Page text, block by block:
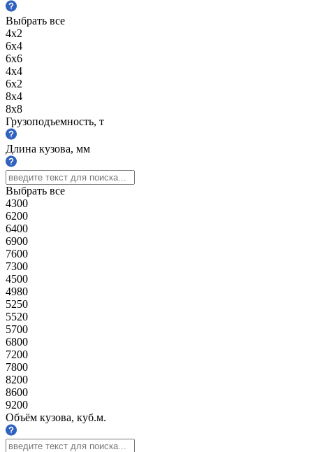
Выбрать все
4х2
6х4
6х6
4х4
6х2
8х4
8х8
Грузоподъемность, т
Длина кузова, мм
Выбрать все
4300
6200
6400
6900
7600
7300
4500
4980
5250
5520
5700
6800
7200
7800
8200
8600
9200
Объём кузова, куб.м.